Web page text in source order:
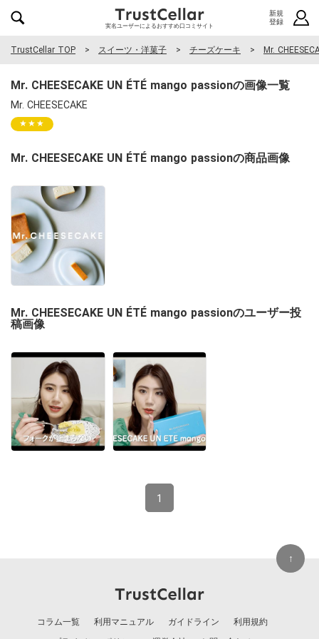
実名ユーザーによるおすすめ口コミサイト
新規
登録
TrustCellar TOP スイーツ・洋菓子 チーズケーキ Mr.
Mr. CHEESECAKE UN ÉTÉ mango passionの画像一覧
Mr. CHEESECAKE
★★★
Mr. CHEESECAKE UN ÉTÉ mango passionの商品画像
Mr. CHEESECAKE UN ÉTÉ mango passionのユーザー投
稿画像
1
コラム一覧 利用マニュアル ガイドライン
利用規約
↑